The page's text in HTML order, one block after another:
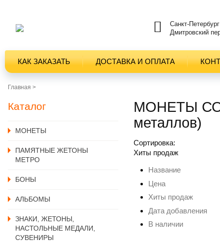
Санкт-Петербург
Дмитровский
КАК ЗАКАЗАТЬ ДОСТАВКА И ОПЛАТА
Главная >
Каталог
MОНЕТЫ
ПАМЯТНЫЕ ЖЕТОНЫ
МЕТРО
БОНЫ
АЛЬБОМЫ
ЗНАКИ, ЖЕТОНЫ,
НАСТОЛЬНЫЕ МЕДАЛИ,
СУВЕНИРЫ
МОНЕТЫ СО
металлов)
Сортировка:
Хиты продаж
Название
Цена
Хиты продаж
Дата добавления
В наличии